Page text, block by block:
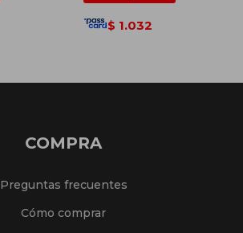
$ 1.032
COMPRA
Preguntas frecuentes
Cómo comprar